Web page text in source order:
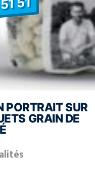
51
PORTRAIT SUR
GRAIN DE